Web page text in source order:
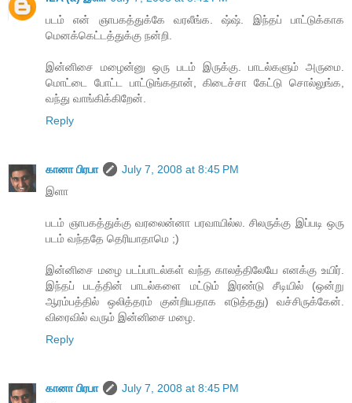
படம் என் ஞாபகத்துக்கே வரலீங்க. ஷ்ஷ். இந்தப் பாட்டுக்காக
மெனக்கெட்டத்துக்கு நன்றி.
இன்னிசை மழைன்னு ஒரு படம் இருக்கு. பாடல்களும் அருமை.
மொட்டை போட்ட பாட்டுங்கதான், கிடைச்சா கேட்டு சொல்லுங்க,
வந்து வாங்கிக்கிறேன்.
Reply
கானா பிரபா
July 7, 2008 at 8:45 PM
இளா
படம் ஞாபகத்துக்கு வரலைன்னா பரவாயில்ல. சிலருக்கு இப்படி ஒரு
படம் வந்ததே தெரியாதாமெ ;)
இன்னிசை மழை படப்பாடல்கள் வந்த காலத்திலேயே எனக்கு உயிர்.
இந்தப் படத்தின் பாடல்களை மட்டும் இரண்டு சீடியில் (ஒன்று
ஆரம்பத்தில் ஒலித்தரம் குன்றியதாக எடுத்தது) வச்சிருக்கேன்.
விரைவில் வரும் இன்னிசை மழை.
Reply
கானா பிரபா
July 7, 2008 at 8:45 PM